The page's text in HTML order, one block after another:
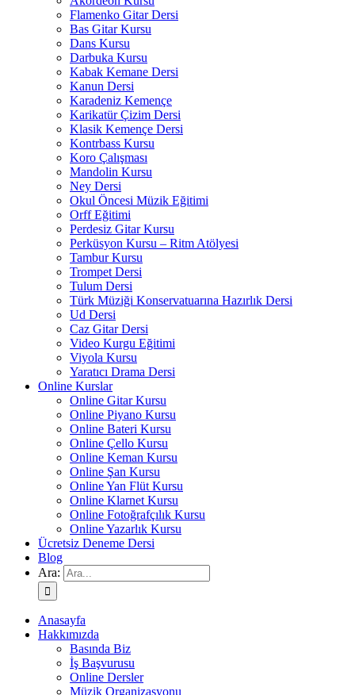
Flamenko Gitar Dersi
Bas Gitar Kursu
Dans Kursu
Darbuka Kursu
Kabak Kemane Dersi
Kanun Dersi
Karadeniz Kemençe
Karikatür Çizim Dersi
Klasik Kemençe Dersi
Kontrbass Kursu
Koro Çalışması
Mandolin Kursu
Ney Dersi
Okul Öncesi Müzik Eğitimi
Orff Eğitimi
Perdesiz Gitar Kursu
Perküsyon Kursu – Ritm Atölyesi
Tambur Kursu
Trompet Dersi
Tulum Dersi
Türk Müziği Konservatuarına Hazırlık Dersi
Ud Dersi
Caz Gitar Dersi
Video Kurgu Eğitimi
Viyola Kursu
Yaratıcı Drama Dersi
Online Kurslar
Online Gitar Kursu
Online Piyano Kursu
Online Bateri Kursu
Online Çello Kursu
Online Keman Kursu
Online Şan Kursu
Online Yan Flüt Kursu
Online Klarnet Kursu
Online Fotoğrafçılık Kursu
Online Yazarlık Kursu
Ücretsiz Deneme Dersi
Blog
Ara:
Anasayfa
Hakkımızda
Basında Biz
İş Başvurusu
Online Dersler
Müzik Organizasyonu